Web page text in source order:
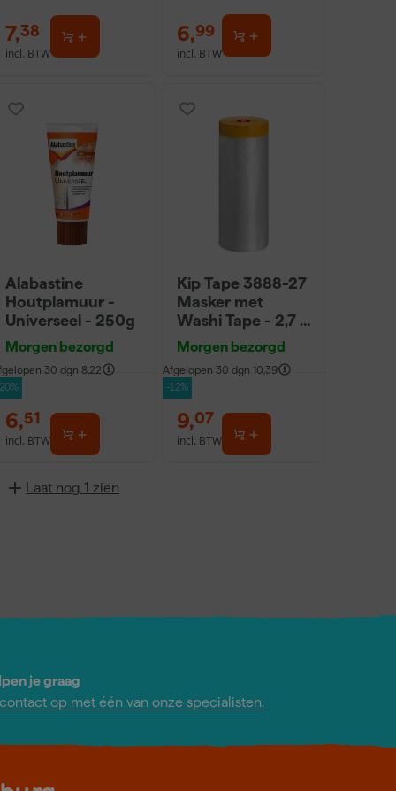
7,38
incl. BTW
6,99
incl. BTW
Alabastine
Houtplamuur -
Universeel - 250g
Morgen bezorgd
30 dgn 8,22
6,51
incl. BTW
Kip Tape 3888-27
Masker met
Washi Tape - 2,7 x
20m
Morgen bezorgd
Afgelopen 30 dgn 10,39
-12%
9,07
incl. BTW
Laat nog 1 zien
je graag
op met één van onze specialisten.